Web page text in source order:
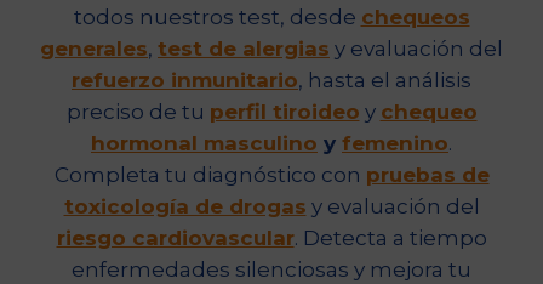
todos nuestros test, desde chequeos
generales, test de alergias y evaluación del
refuerzo inmunitario, hasta el análisis
preciso de tu perfil tiroideo y chequeo
hormonal masculino y femenino.
Completa tu diagnóstico con pruebas de
toxicología de drogas y evaluación del
riesgo cardiovascular. Detecta a tiempo
enfermedades silenciosas y mejora tu